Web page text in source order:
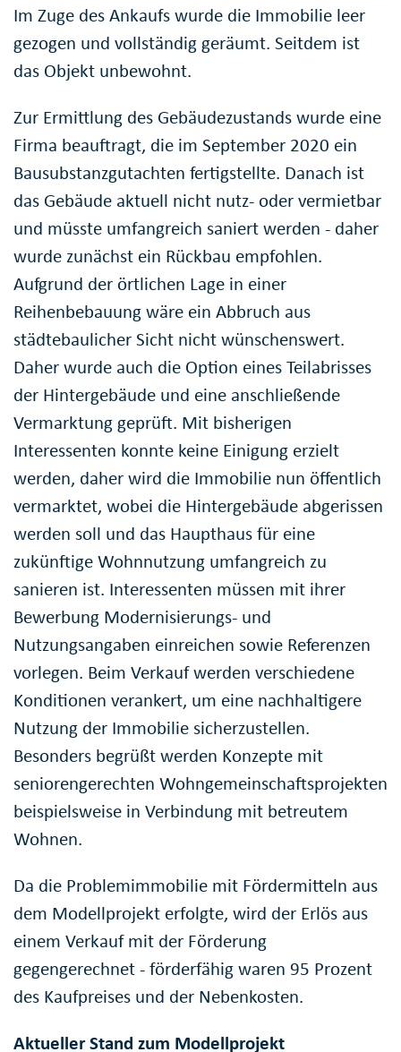
Im Zuge des Ankaufs wurde die Immobilie leer
gezogen und vollständig geräumt. Seitdem ist
das Objekt unbewohnt.
Zur Ermittlung des Gebäudezustands wurde eine
Firma beauftragt, die im September 2020 ein
Bausubstanzgutachten fertigstellte. Danach ist
das Gebäude aktuell nicht nutz- oder vermietbar
und müsste umfangreich saniert werden - daher
wurde zunächst ein Rückbau empfohlen.
Aufgrund der örtlichen Lage in einer
Reihenbebauung wäre ein Abbruch aus
städtebaulicher Sicht nicht wünschenswert.
Daher wurde auch die Option eines Teilabrisses
der Hintergebäude und eine anschließende
Vermarktung geprüft. Mit bisherigen
Interessenten konnte keine Einigung erzielt
werden, daher wird die Immobilie nun öffentlich
vermarktet, wobei die Hintergebäude abgerissen
werden soll und das Haupthaus für eine
zukünftige Wohnnutzung umfangreich zu
sanieren ist. Interessenten müssen mit ihrer
Bewerbung Modernisierungs- und
Nutzungsangaben einreichen sowie Referenzen
vorlegen. Beim Verkauf werden verschiedene
Konditionen verankert, um eine nachhaltigere
Nutzung der Immobilie sicherzustellen.
Besonders begrüßt werden Konzepte mit
seniorengerechten Wohngemeinschaftsprojekten
beispielsweise in Verbindung mit betreutem
Wohnen.
Da die Problemimmobilie mit Fördermitteln aus
dem Modellprojekt erfolgte, wird der Erlös aus
einem Verkauf mit der Förderung
gegengerechnet - förderfähig waren 95 Prozent
des Kaufpreises und der Nebenkosten.
Aktueller Stand zum Modellprojekt